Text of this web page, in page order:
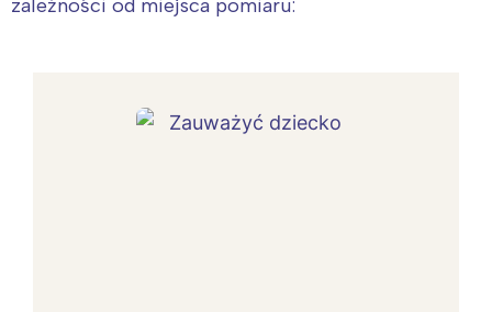
zależności od miejsca pomiaru: